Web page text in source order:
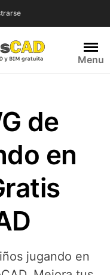
Menu
de
en
jugando en